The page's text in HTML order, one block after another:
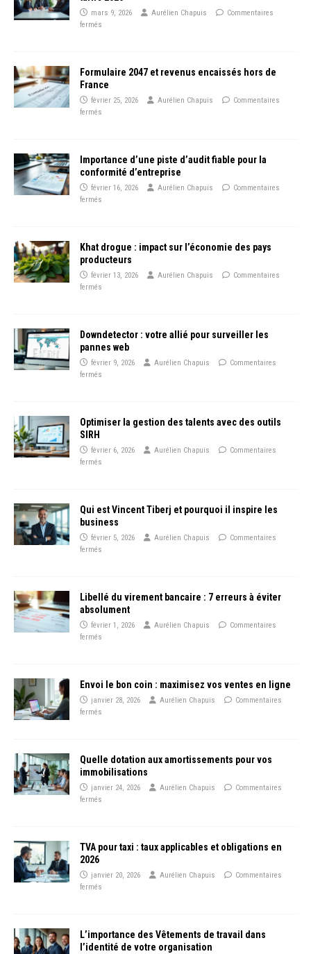
mars 9, 2026 Aurélien Chapuis
Commentaires
fermés
Formulaire 2047 et revenus encaissés hors de
France
février 25, 2026 Aurélien Chapuis
Commentaires
fermés
Importance d’une piste d’audit fiable pour la
conformité d’entreprise
février 16, 2026 Aurélien Chapuis
Commentaires
fermés
Khat drogue : impact sur l’économie des pays
producteurs
février 13, 2026 Aurélien Chapuis
Commentaires
fermés
Downdetector : votre allié pour surveiller les
pannes web
février 9, 2026 Aurélien Chapuis
Commentaires
fermés
Optimiser la gestion des talents avec des outils
SIRH
février 6, 2026 Aurélien Chapuis
Commentaires
fermés
Qui est Vincent Tiberj et pourquoi il inspire les
business
février 5, 2026 Aurélien Chapuis
Commentaires
fermés
Libellé du virement bancaire : 7 erreurs à éviter
absolument
février 1, 2026 Aurélien Chapuis
Commentaires
fermés
Envoi le bon coin : maximisez vos ventes en ligne
janvier 28, 2026 Aurélien Chapuis
Commentaires
fermés
Quelle dotation aux amortissements pour vos
immobilisations
janvier 24, 2026 Aurélien Chapuis
Commentaires
fermés
TVA pour taxi : taux applicables et obligations en
2026
janvier 20, 2026 Aurélien Chapuis
Commentaires
fermés
L’importance des Vêtements de travail dans
l’identité de votre organisation